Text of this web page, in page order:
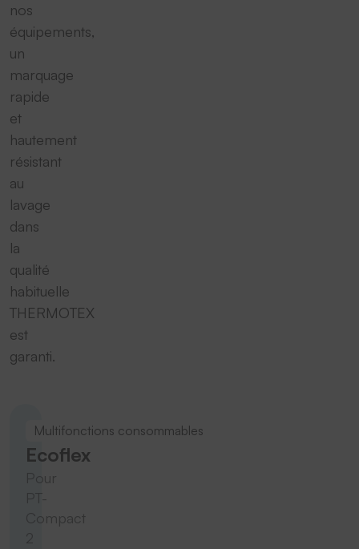
nos
équipements,
un
marquage
rapide
et
hautement
résistant
au
lavage
dans
la
qualité
habituelle
THERMOTEX
est
garanti.
Multifonctions consommables
Ecoflex
Pour
PT-
Compact